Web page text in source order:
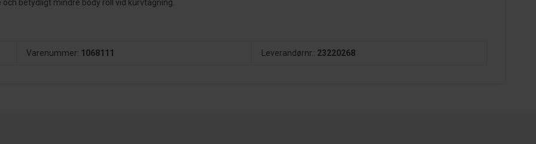
betydligt mindre body roll vid kurvtagning.
Varenummer: 1068111 Leverandørnr.: 23220268